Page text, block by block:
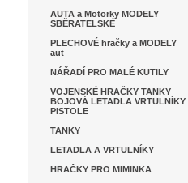
AUTA a Motorky MODELY
SBĚRATELSKÉ
PLECHOVÉ hračky a MODELY
aut
NÁŘADÍ PRO MALÉ KUTILY
VOJENSKÉ HRAČKY TANKY
BOJOVÁ LETADLA VRTULNÍKY
PISTOLE
TANKY
LETADLA A VRTULNÍKY
HRAČKY PRO MIMINKA